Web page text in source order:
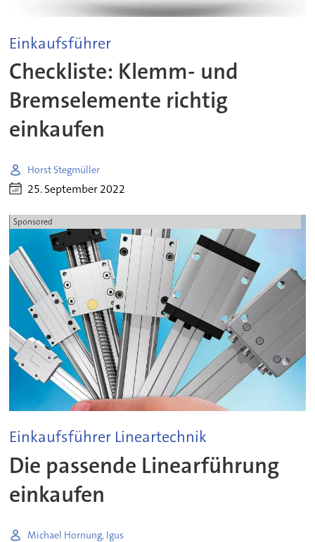
Einkaufsführer
Checkliste: Klemm- und
Bremselemente richtig
einkaufen
Horst Stegmüller
25. September 2022
Sponsored
Einkaufsführer Lineartechnik
Die passende Linearführung
einkaufen
Michael Hornung, Igus